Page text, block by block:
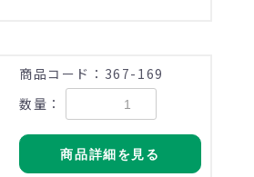
商品コード：367-169
数量：
商品詳細を見る